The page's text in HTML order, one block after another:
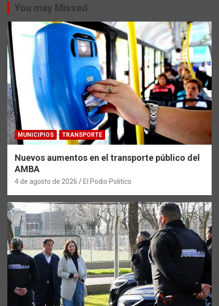
You may Missed
MUNICIPIOS TRANSPORTE
Nuevos aumentos en el transporte público del
AMBA
4 de agosto de 2026 El Podio Politico